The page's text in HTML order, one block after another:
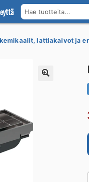
Hae tuotteita...
lattiakaivot ja